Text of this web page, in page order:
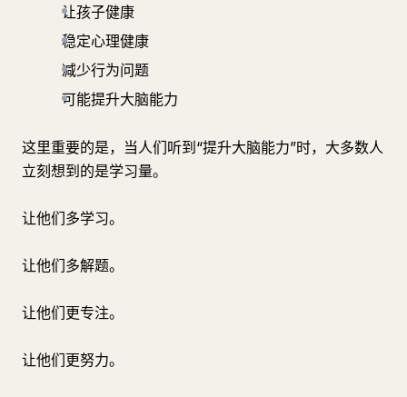
让孩子健康
稳定心理健康
减少行为问题
可能提升大脑能力
这里重要的是，当人们听到“提升大脑能力”时，大多数人
立刻想到的是学习量。
让他们多学习。
让他们多解题。
让他们更专注。
让他们更努力。